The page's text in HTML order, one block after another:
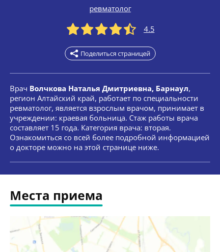
ревматолог
4.5
Поделиться страницей
Врач Волчкова Наталья Дмитриевна, Барнаул,
регион Алтайский край, работает по специальности
ревматолог, является взрослым врачом, принимает в
учреждении: краевая больница. Стаж работы врача
составляет 15 года. Категория врача: вторая.
Ознакомиться со всей более подробной информацией
о докторе можно на этой странице ниже.
Места приема